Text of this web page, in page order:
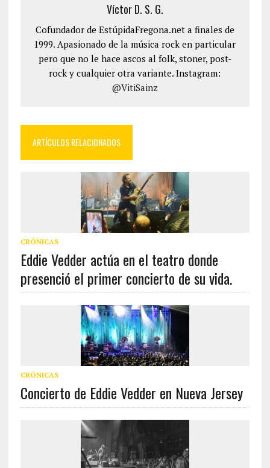
Víctor D. S. G.
Cofundador de EstúpidaFregona.net a finales de
1999. Apasionado de la música rock en particular
pero que no le hace ascos al folk, stoner, post-
rock y cualquier otra variante. Instagram:
@VitiSainz
ARTÍCULOS RELACIONADOS
CRÓNICAS
Eddie Vedder actúa en el teatro donde
presenció el primer concierto de su vida.
CRÓNICAS
Concierto de Eddie Vedder en Nueva Jersey